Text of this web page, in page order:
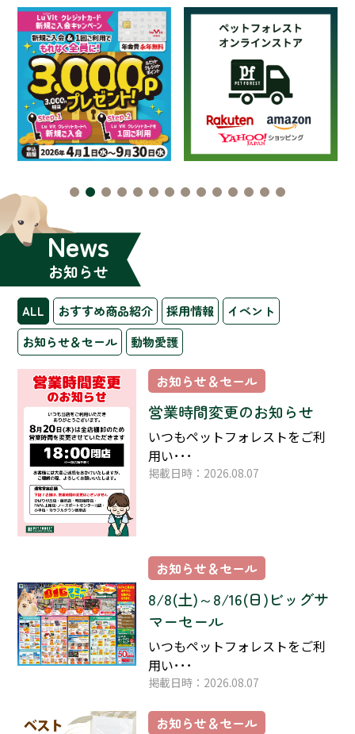
News
お知らせ
ALL おすすめ商品紹介 採用情報
イベント
お知らせ＆セール
動物愛護
お知らせ＆セール
営業時間変更のお知らせ
いつもペットフォレストをご利
用い･･･
掲載日時：2026.08.07
お知らせ＆セール
8/8(土)～8/16(日)ビッグサ
マーセール
いつもペットフォレストをご利
用い･･･
掲載日時：2026.08.07
お知らせ＆セール